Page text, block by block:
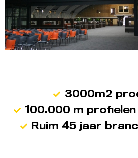
3000m2
100.000 m
Ruim 45 jaar